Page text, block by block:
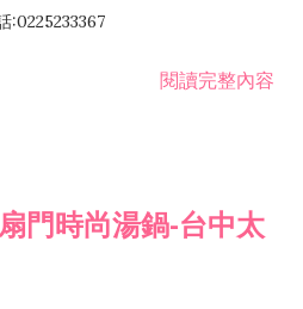
:0225233367
閱讀完整內容
門時尚湯鍋-台中太